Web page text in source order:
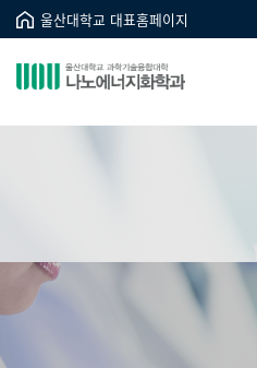
울산대학교 대표홈페이지